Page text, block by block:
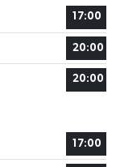
17:00
20:00
20:00
17:00